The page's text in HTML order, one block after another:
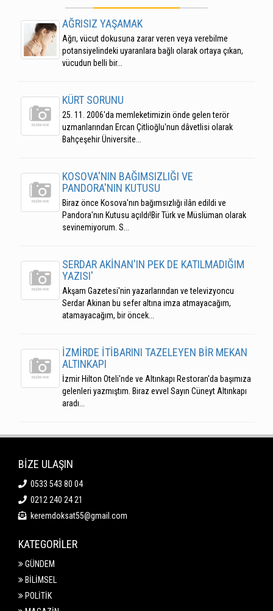
AĞRISIZ YAŞAMAK
Ağrı, vücut dokusuna zarar veren veya verebilme
potansiyelindeki uyaranlara bağlı olarak ortaya çıkan,
vücudun belli bir...
KÜRT SORUNU
25. 11. 2006'da memleketimizin önde gelen terör
uzmanlarından Ercan Çitlioğlu'nun dâvetlisi olarak
Bahçeşehir Üniversite...
KOSOVA'NIN BAĞIMSIZLIĞI VE
PANDORA'NIN KUTUSU
Biraz önce Kosova'nın bağımsızlığı ilân edildi ve
Pandora'nın Kutusu açıldı!Bir Türk ve Müslüman olarak
sevinemiyorum. S...
SERDAR AKİNAN'IN PEK DE KATILMADIĞIM
YAZISI'
Akşam Gazetesi'nin yazarlarından ve televizyoncu
Serdar Akinan bu sefer altına imza atmayacağım,
atamayacağım, bir öncek...
İZMİRDE İTİBARINI TAZELEYEN BİR MEKAN
ALTINKAPI
İzmir Hilton Oteli'nde ve Altınkapı Restoran'da başımıza
gelenleri yazmıştım. Biraz evvel Sayın Cüneyt Altınkapı
aradı...
BİZE ULAŞIN
0533 543 80 04
0212 240 24 21
keremdoksat55@gmail.com
KATEGORİLER
GÜNDEM
BİLİMSEL
POLİTİK